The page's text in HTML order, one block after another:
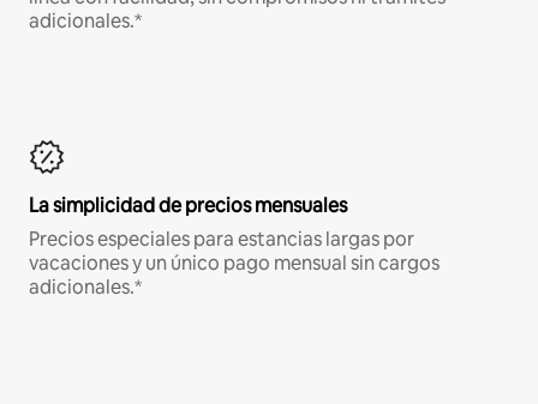
adicionales.*
La simplicidad de precios mensuales
Precios especiales para estancias largas por
vacaciones y un único pago mensual sin cargos
adicionales.*